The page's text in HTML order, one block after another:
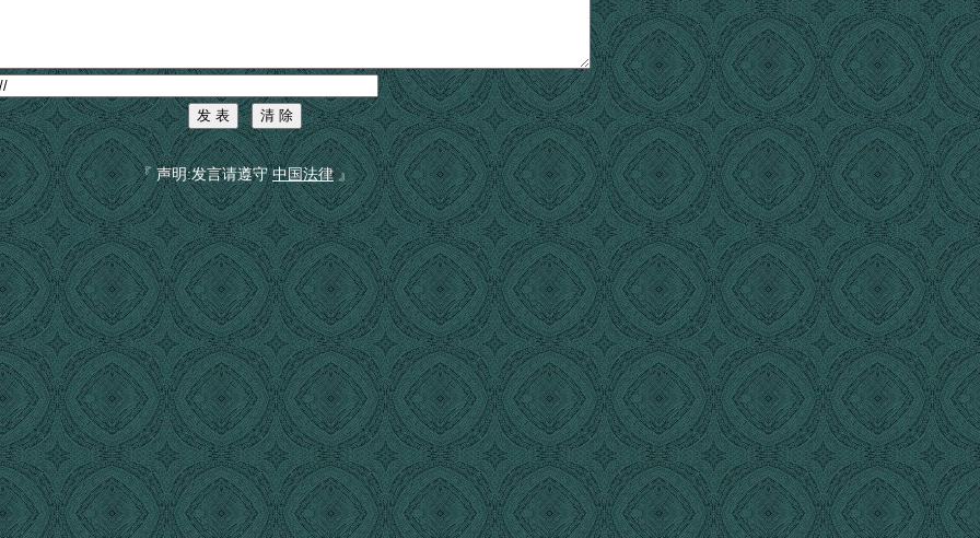
『 声明:发言请遵守中国法律』